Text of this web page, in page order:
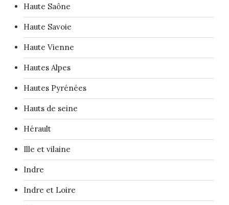
Haute Saône
Haute Savoie
Haute Vienne
Hautes Alpes
Hautes Pyrénées
Hauts de seine
Hérault
Ille et vilaine
Indre
Indre et Loire